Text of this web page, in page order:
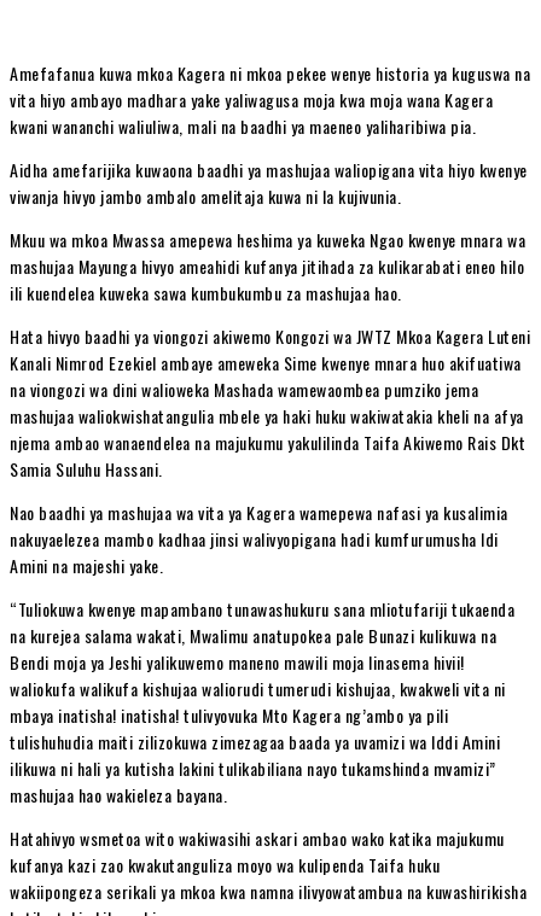
Amefafanua kuwa mkoa Kagera ni mkoa pekee wenye historia ya kuguswa na
vita hiyo ambayo madhara yake yaliwagusa moja kwa moja wana Kagera
kwani wananchi waliuliwa, mali na baadhi ya maeneo yaliharibiwa pia.
Aidha amefarijika kuwaona baadhi ya mashujaa waliopigana vita hiyo kwenye
viwanja hivyo jambo ambalo amelitaja kuwa ni la kujivunia.
Mkuu wa mkoa Mwassa amepewa heshima ya kuweka Ngao kwenye mnara wa
mashujaa Mayunga hivyo ameahidi kufanya jitihada za kulikarabati eneo hilo
ili kuendelea kuweka sawa kumbukumbu za mashujaa hao.
Hata hivyo baadhi ya viongozi akiwemo Kongozi wa JWTZ Mkoa Kagera Luteni
Kanali Nimrod Ezekiel ambaye ameweka Sime kwenye mnara huo akifuatiwa
na viongozi wa dini walioweka Mashada wamewaombea pumziko jema
mashujaa waliokwishatangulia mbele ya haki huku wakiwatakia kheli na afya
njema ambao wanaendelea na majukumu yakulilinda Taifa Akiwemo Rais Dkt
Samia Suluhu Hassani.
Nao baadhi ya mashujaa wa vita ya Kagera wamepewa nafasi ya kusalimia
nakuyaelezea mambo kadhaa jinsi walivyopigana hadi kumfurumusha Idi
Amini na majeshi yake.
“Tuliokuwa kwenye mapambano tunawashukuru sana mliotufariji tukaenda
na kurejea salama wakati, Mwalimu anatupokea pale Bunazi kulikuwa na
Bendi moja ya Jeshi yalikuwemo maneno mawili moja linasema hivii!
waliokufa walikufa kishujaa waliorudi tumerudi kishujaa, kwakweli vita ni
mbaya inatisha! inatisha! tulivyovuka Mto Kagera ng’ambo ya pili
tulishuhudia maiti zilizokuwa zimezagaa baada ya uvamizi wa Iddi Amini
ilikuwa ni hali ya kutisha lakini tulikabiliana nayo tukamshinda mvamizi”
mashujaa hao wakieleza bayana.
Hatahivyo wsmetoa wito wakiwasihi askari ambao wako katika majukumu
kufanya kazi zao kwakutanguliza moyo wa kulipenda Taifa huku
wakiipongeza serikali ya mkoa kwa namna ilivyowatambua na kuwashirikisha